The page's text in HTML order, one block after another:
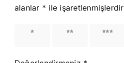
alanlar * ile işaretlenmişlerdir
2/5
3/5